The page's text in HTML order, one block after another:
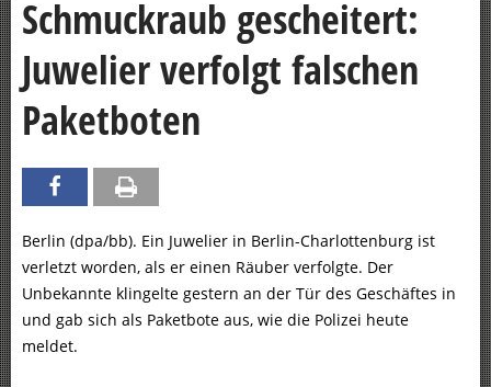
Schmuckraub gescheitert:
Juwelier verfolgt falschen
Paketboten
Berlin (dpa/bb). Ein Juwelier in Berlin-Charlottenburg ist
verletzt worden, als er einen Räuber verfolgte. Der
Unbekannte klingelte gestern an der Tür des Geschäftes in
und gab sich als Paketbote aus, wie die Polizei heute
meldet.